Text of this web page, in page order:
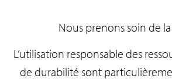
Nous prenons soin de
L’utilisation responsable des
de durabilité sont